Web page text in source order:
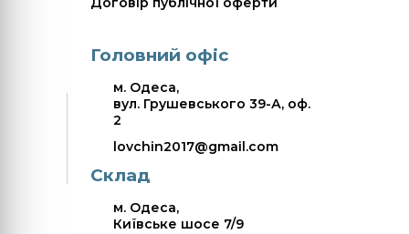
Головний офіс
м. Одеса,
вул. Грушевського 39-А, оф.
2
lovchin2017@gmail.com
Склад
м. Одеса,
Київське шосе 7/9